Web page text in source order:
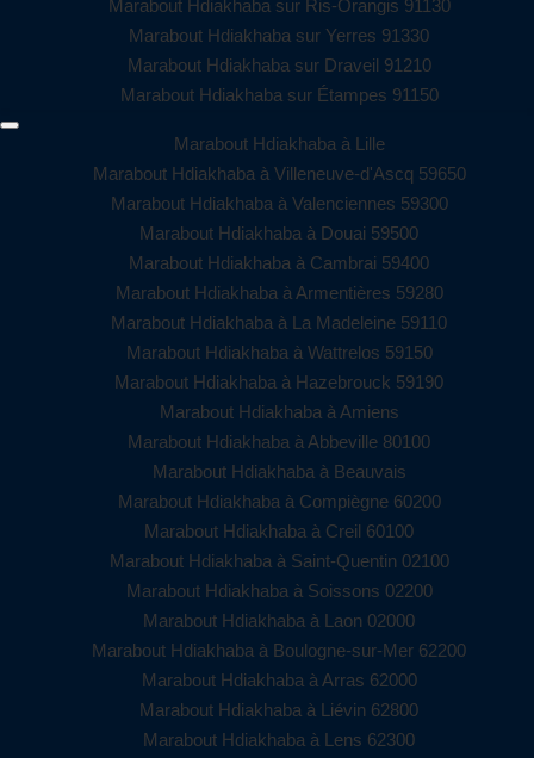
Marabout Hdiakhaba sur Ris-Orangis 91130
Marabout Hdiakhaba sur Yerres 91330
Marabout Hdiakhaba sur Draveil 91210
Marabout Hdiakhaba sur Étampes 91150
Marabout Hdiakhaba à Lille
Marabout Hdiakhaba à Villeneuve-d'Ascq 59650
Marabout Hdiakhaba à Valenciennes 59300
Marabout Hdiakhaba à Douai 59500
Marabout Hdiakhaba à Cambrai 59400
Marabout Hdiakhaba à Armentières 59280
Marabout Hdiakhaba à La Madeleine 59110
Marabout Hdiakhaba à Wattrelos 59150
Marabout Hdiakhaba à Hazebrouck 59190
Marabout Hdiakhaba à Amiens
Marabout Hdiakhaba à Abbeville 80100
Marabout Hdiakhaba à Beauvais
Marabout Hdiakhaba à Compiègne 60200
Marabout Hdiakhaba à Creil 60100
Marabout Hdiakhaba à Saint-Quentin 02100
Marabout Hdiakhaba à Soissons 02200
Marabout Hdiakhaba à Laon 02000
Marabout Hdiakhaba à Boulogne-sur-Mer 62200
Marabout Hdiakhaba à Arras 62000
Marabout Hdiakhaba à Liévin 62800
Marabout Hdiakhaba à Lens 62300